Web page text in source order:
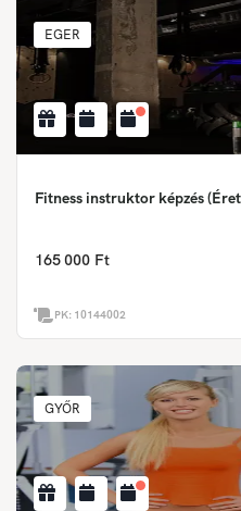
EGER
Fitness instruktor képzés
165 000 Ft
PK: 10144002
GYŐR